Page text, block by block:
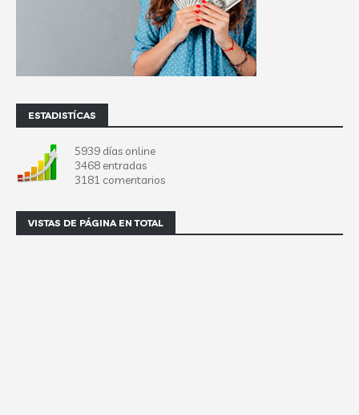
ESTADISTÍCAS
5939 días online
3468 entradas
3181 comentarios
VISTAS DE PÁGINA EN TOTAL